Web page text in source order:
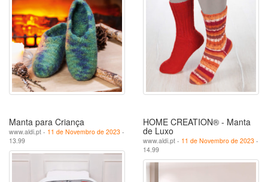
Manta para Criança
www.aldi.pt - 11 de Novembro de 2023 -
13.99
HOME CREATION® - Manta
de Luxo
www.aldi.pt - 11 de Novembro de 2023 -
14.99